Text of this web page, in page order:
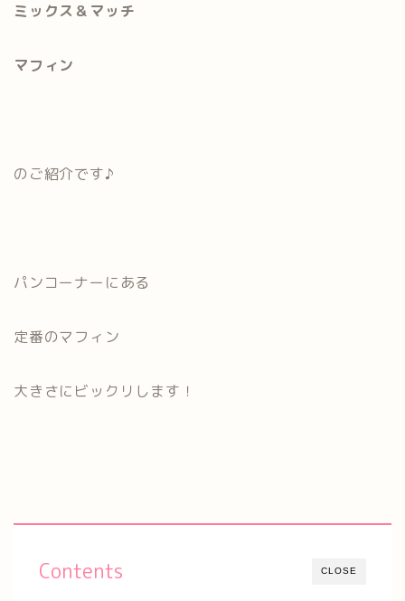
ミックス＆マッチ
マフィン
のご紹介です♪
パンコーナーにある
定番のマフィン
大きさにビックリします！
CLOSE
Contents